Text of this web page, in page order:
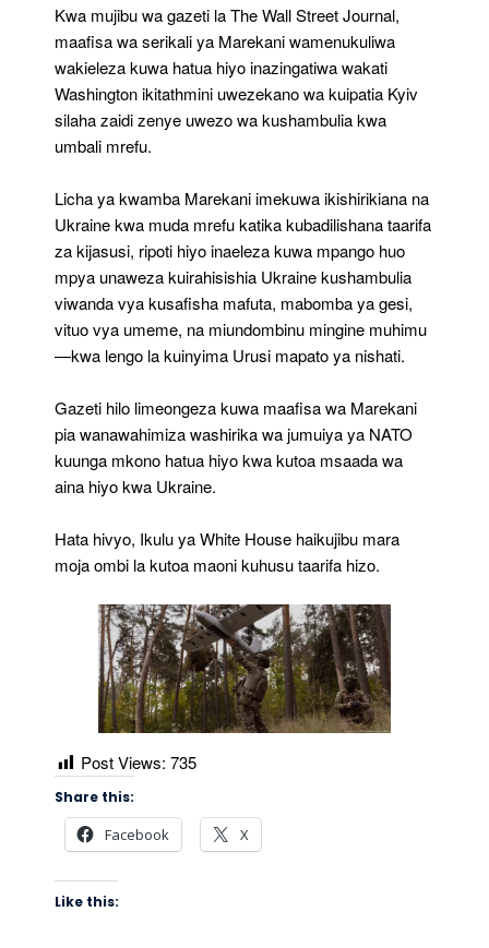
Kwa mujibu wa gazeti la The Wall Street Journal,
maafisa wa serikali ya Marekani wamenukuliwa
wakieleza kuwa hatua hiyo inazingatiwa wakati
Washington ikitathmini uwezekano wa kuipatia Kyiv
silaha zaidi zenye uwezo wa kushambulia kwa
umbali mrefu.
Licha ya kwamba Marekani imekuwa ikishirikiana na
Ukraine kwa muda mrefu katika kubadilishana taarifa
za kijasusi, ripoti hiyo inaeleza kuwa mpango huo
mpya unaweza kuirahisishia Ukraine kushambulia
viwanda vya kusafisha mafuta, mabomba ya gesi,
vituo vya umeme, na miundombinu mingine muhimu
—kwa lengo la kuinyima Urusi mapato ya nishati.
Gazeti hilo limeongeza kuwa maafisa wa Marekani
pia wanawahimiza washirika wa jumuiya ya NATO
kuunga mkono hatua hiyo kwa kutoa msaada wa
aina hiyo kwa Ukraine.
Hata hivyo, Ikulu ya White House haikujibu mara
moja ombi la kutoa maoni kuhusu taarifa hizo.
Post Views: 735
Share this:
Facebook X
Like this: